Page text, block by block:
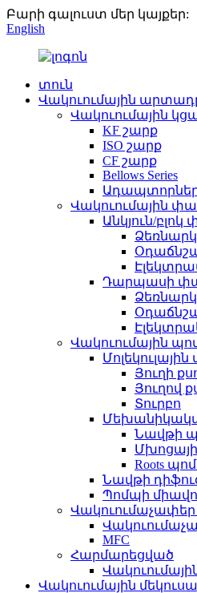
Բարի գալուստ մեր կայքեր:
English
տուն
Վակուումային
Վակուումային
KF շարք
ISO շարք
CF շարք
Bellows Series
Վակուումային
Անկյուն/
Ձեռնարկ
Դարպասի
Ձեռնարկ
Վակուումային
Յուղի
Յուղով
Տուրբո
Նավթի
Roots
Նավթի
Պոմպի
MFC
Հարմարեցված
Վակուումային